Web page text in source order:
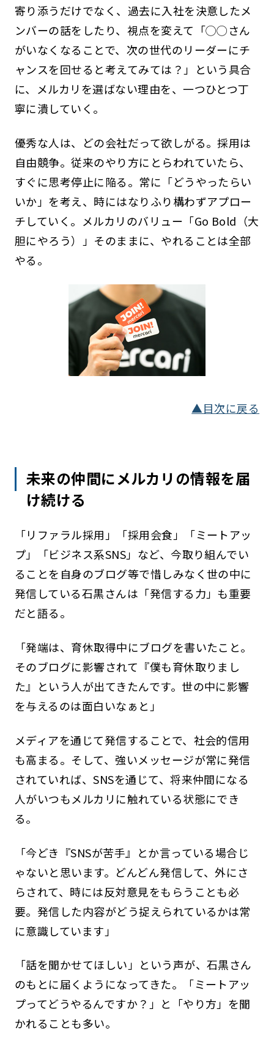
寄り添うだけでなく、過去に入社を決意したメ
ンバーの話をしたり、視点を変えて「◯◯さん
がいなくなることで、次の世代のリーダーにチ
ャンスを回せると考えてみては？」という具合
に、メルカリを選ばない理由を、一つひとつ丁
寧に潰していく。
優秀な人は、どの会社だって欲しがる。採用は
自由競争。従来のやり方にとらわれていたら、
すぐに思考停止に陥る。常に「どうやったらい
いか」を考え、時にはなりふり構わずアプロー
チしていく。メルカリのバリュー「Go Bold（大
胆にやろう）」そのままに、やれることは全部
やる。
▲目次に戻る
未来の仲間にメルカリの情報を届
け続ける
「リファラル採用」「採用会食」「ミートアッ
プ」「ビジネス系SNS」など、今取り組んでい
ることを自身のブログ等で惜しみなく世の中に
発信している石黒さんは「発信する力」も重要
だと語る。
「発端は、育休取得中にブログを書いたこと。
そのブログに影響されて『僕も育休取りまし
た』という人が出てきたんです。世の中に影響
を与えるのは面白いなぁと」
メディアを通じて発信することで、社会的信用
も高まる。そして、強いメッセージが常に発信
されていれば、SNSを通じて、将来仲間になる
人がいつもメルカリに触れている状態にでき
る。
「今どき『SNSが苦手』とか言っている場合じ
ゃないと思います。どんどん発信して、外にさ
らされて、時には反対意見をもらうことも必
要。発信した内容がどう捉えられているかは常
に意識しています」
「話を聞かせてほしい」という声が、石黒さん
のもとに届くようになってきた。「ミートアッ
プってどうやるんですか？」と「やり方」を聞
かれることも多い。